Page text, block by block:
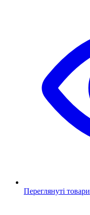
Переглянуті товари